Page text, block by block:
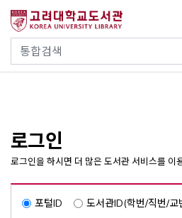
건
통합검색
사이트내 검색
로그인
로그인을 하시면 더 많은 도서관 서비스를 이
포털ID 도서관ID(학번/직번/교